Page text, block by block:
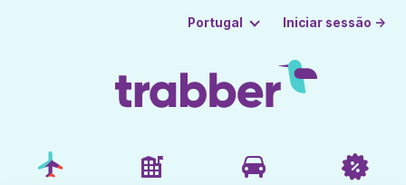
Portugal Iniciar sessão →